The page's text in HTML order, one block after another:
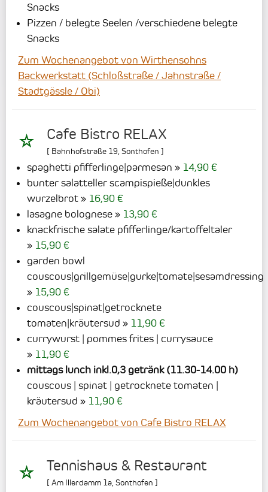
Snacks
Pizzen / belegte Seelen /verschiedene belegte
Snacks
Zum Wochenangebot von Wirthensohns
Backwerkstatt (Schloßstraße / Jahnstraße /
Stadtgässle / Obi)
Cafe Bistro RELAX
[ Bahnhofstraße 19 Sonthofen ]
spaghetti pfifferlinge|parmesan
14,90 €
bunter salatteller scampispieße|dunkles
wurzelbrot
16,90 €
lasagne bolognese
13,90 €
knackfrische salate pfifferlinge/kartoffeltaler
15,90 €
garden bowl
couscous|grillgemüse|gurke|tomate|sesamdressing
15,90 €
couscous|spinat|getrocknete
tomaten|kräutersud
11,90 €
currywurst | pommes frites | currysauce
11,90 €
mittags lunch inkl.0,3 getränk (11.30-14.00 h)
couscous | spinat | getrocknete tomaten |
kräutersud
11,90 €
Zum Wochenangebot von Cafe Bistro RELAX
Tennishaus & Restaurant
[ Am Illerdamm 1a Sonthofen ]